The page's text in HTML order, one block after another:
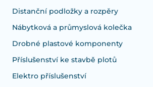
Distanční podložky a rozpěry
Nábytková a průmyslová kolečka
Drobné plastové komponenty
Příslušenství ke stavbě plotů
Elektro příslušenství